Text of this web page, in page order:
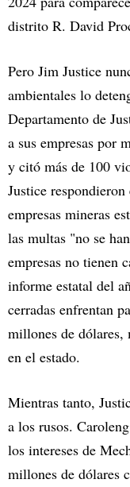
distrito R. David
Pero Jim Justice
ambientales lo
Departamento de
a sus empresas por
y citó más de 100
Justice
empresas mineras
las multas "no se
empresas no tienen
informe estatal del
cerradas enfrentan
millones de dólares,
en el estado.
Mientras tanto,
a los rusos.
los intereses de
millones de dólares